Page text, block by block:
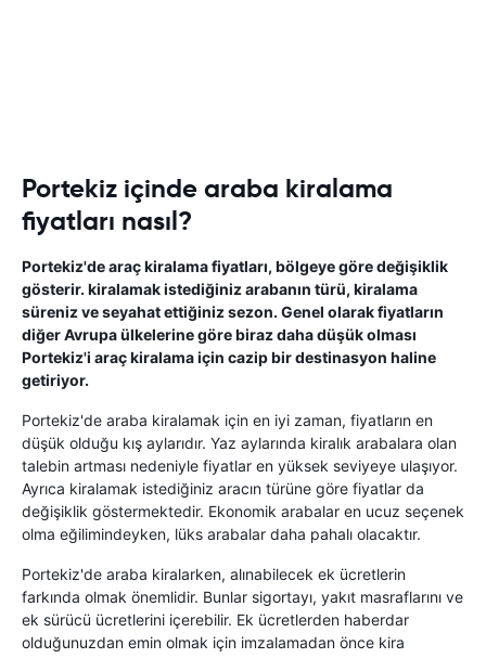
Portekiz içinde araba kiralama
fiyatları nasıl?
Portekiz'de araç kiralama fiyatları, bölgeye göre değişiklik
gösterir. kiralamak istediğiniz arabanın türü, kiralama
süreniz ve seyahat ettiğiniz sezon. Genel olarak fiyatların
diğer Avrupa ülkelerine göre biraz daha düşük olması
Portekiz'i araç kiralama için cazip bir destinasyon haline
getiriyor.
Portekiz'de araba kiralamak için en iyi zaman, fiyatların en
düşük olduğu kış aylarıdır. Yaz aylarında kiralık arabalara olan
talebin artması nedeniyle fiyatlar en yüksek seviyeye ulaşıyor.
Ayrıca kiralamak istediğiniz aracın türüne göre fiyatlar da
değişiklik göstermektedir. Ekonomik arabalar en ucuz seçenek
olma eğilimindeyken, lüks arabalar daha pahalı olacaktır.
Portekiz'de araba kiralarken, alınabilecek ek ücretlerin
farkında olmak önemlidir. Bunlar sigortayı, yakıt masraflarını ve
ek sürücü ücretlerini içerebilir. Ek ücretlerden haberdar
olduğunuzdan emin olmak için imzalamadan önce kira